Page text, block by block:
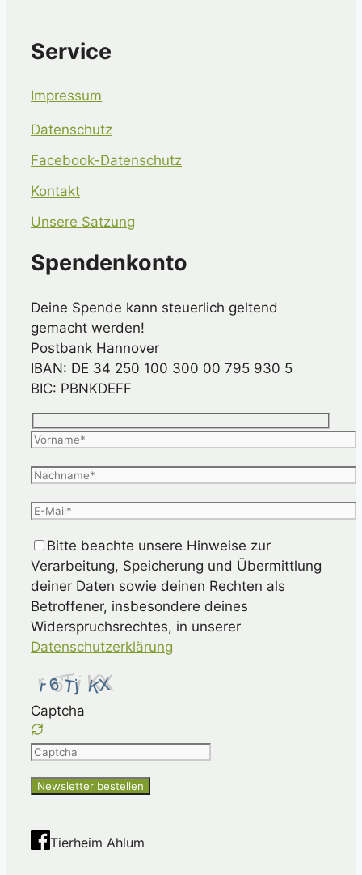
Service
Impressum
Datenschutz
Facebook-Datenschutz
Kontakt
Unsere Satzung
Spendenkonto
Deine Spende kann steuerlich geltend
gemacht werden!
Postbank Hannover
IBAN: DE 34 250 100 300 00 795 930 5
BIC: PBNKDEFF
Bitte beachte unsere Hinweise zur
Verarbeitung, Speicherung und Übermittlung
deiner Daten sowie deinen Rechten als
Betroffener, insbesondere deines
Widerspruchsrechtes, in unserer
Datenschutzerklärung
Captcha
Please
the
shown
in
Tierheim Ahlum